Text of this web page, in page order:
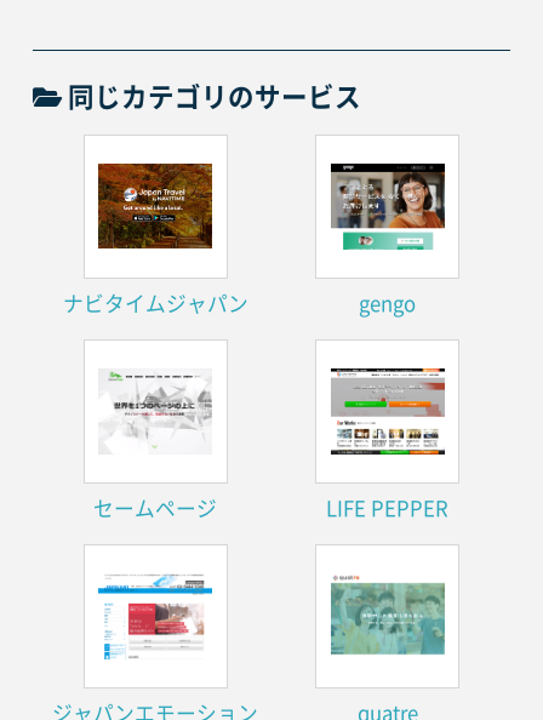
同じカテゴリのサービス
ナビタイムジャパン gengo
セームページ LIFE PEPPER
ジャパンエモーション quatre